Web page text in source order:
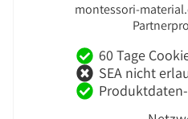
montessori-
60 Tage
SEA nicht